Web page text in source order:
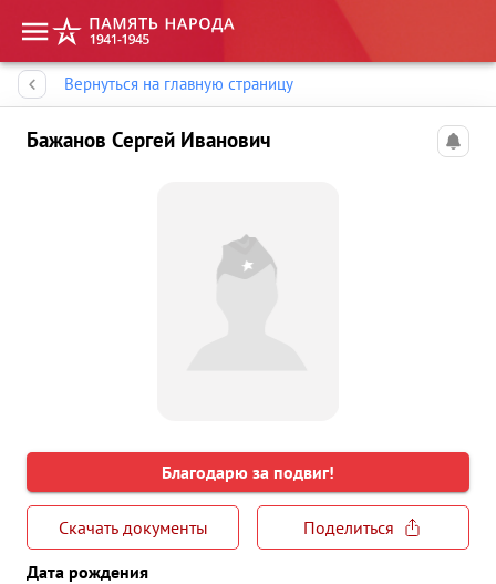
Вернуться на главную страницу
Бажанов Сергей Иванович
Благодарю за подвиг!
Скачать документы
Поделиться
Дата рождения
Память народа